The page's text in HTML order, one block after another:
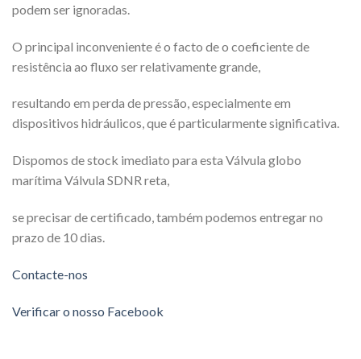
podem ser ignoradas.
O principal inconveniente é o facto de o coeficiente de
resistência ao fluxo ser relativamente grande,
resultando em perda de pressão, especialmente em
dispositivos hidráulicos, que é particularmente significativa.
Dispomos de stock imediato para esta Válvula globo
marítima Válvula SDNR reta,
se precisar de certificado, também podemos entregar no
prazo de 10 dias.
Contacte-nos
Verificar o nosso Facebook